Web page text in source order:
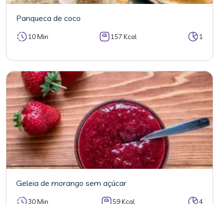
Panqueca de coco
10 Min 157 Kcal 1
Geleia de morango sem açúcar
30 Min 59 Kcal 4